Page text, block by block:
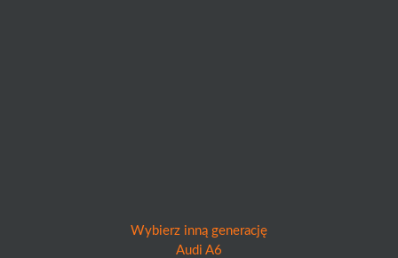
Wybierz inną generację
Audi A6